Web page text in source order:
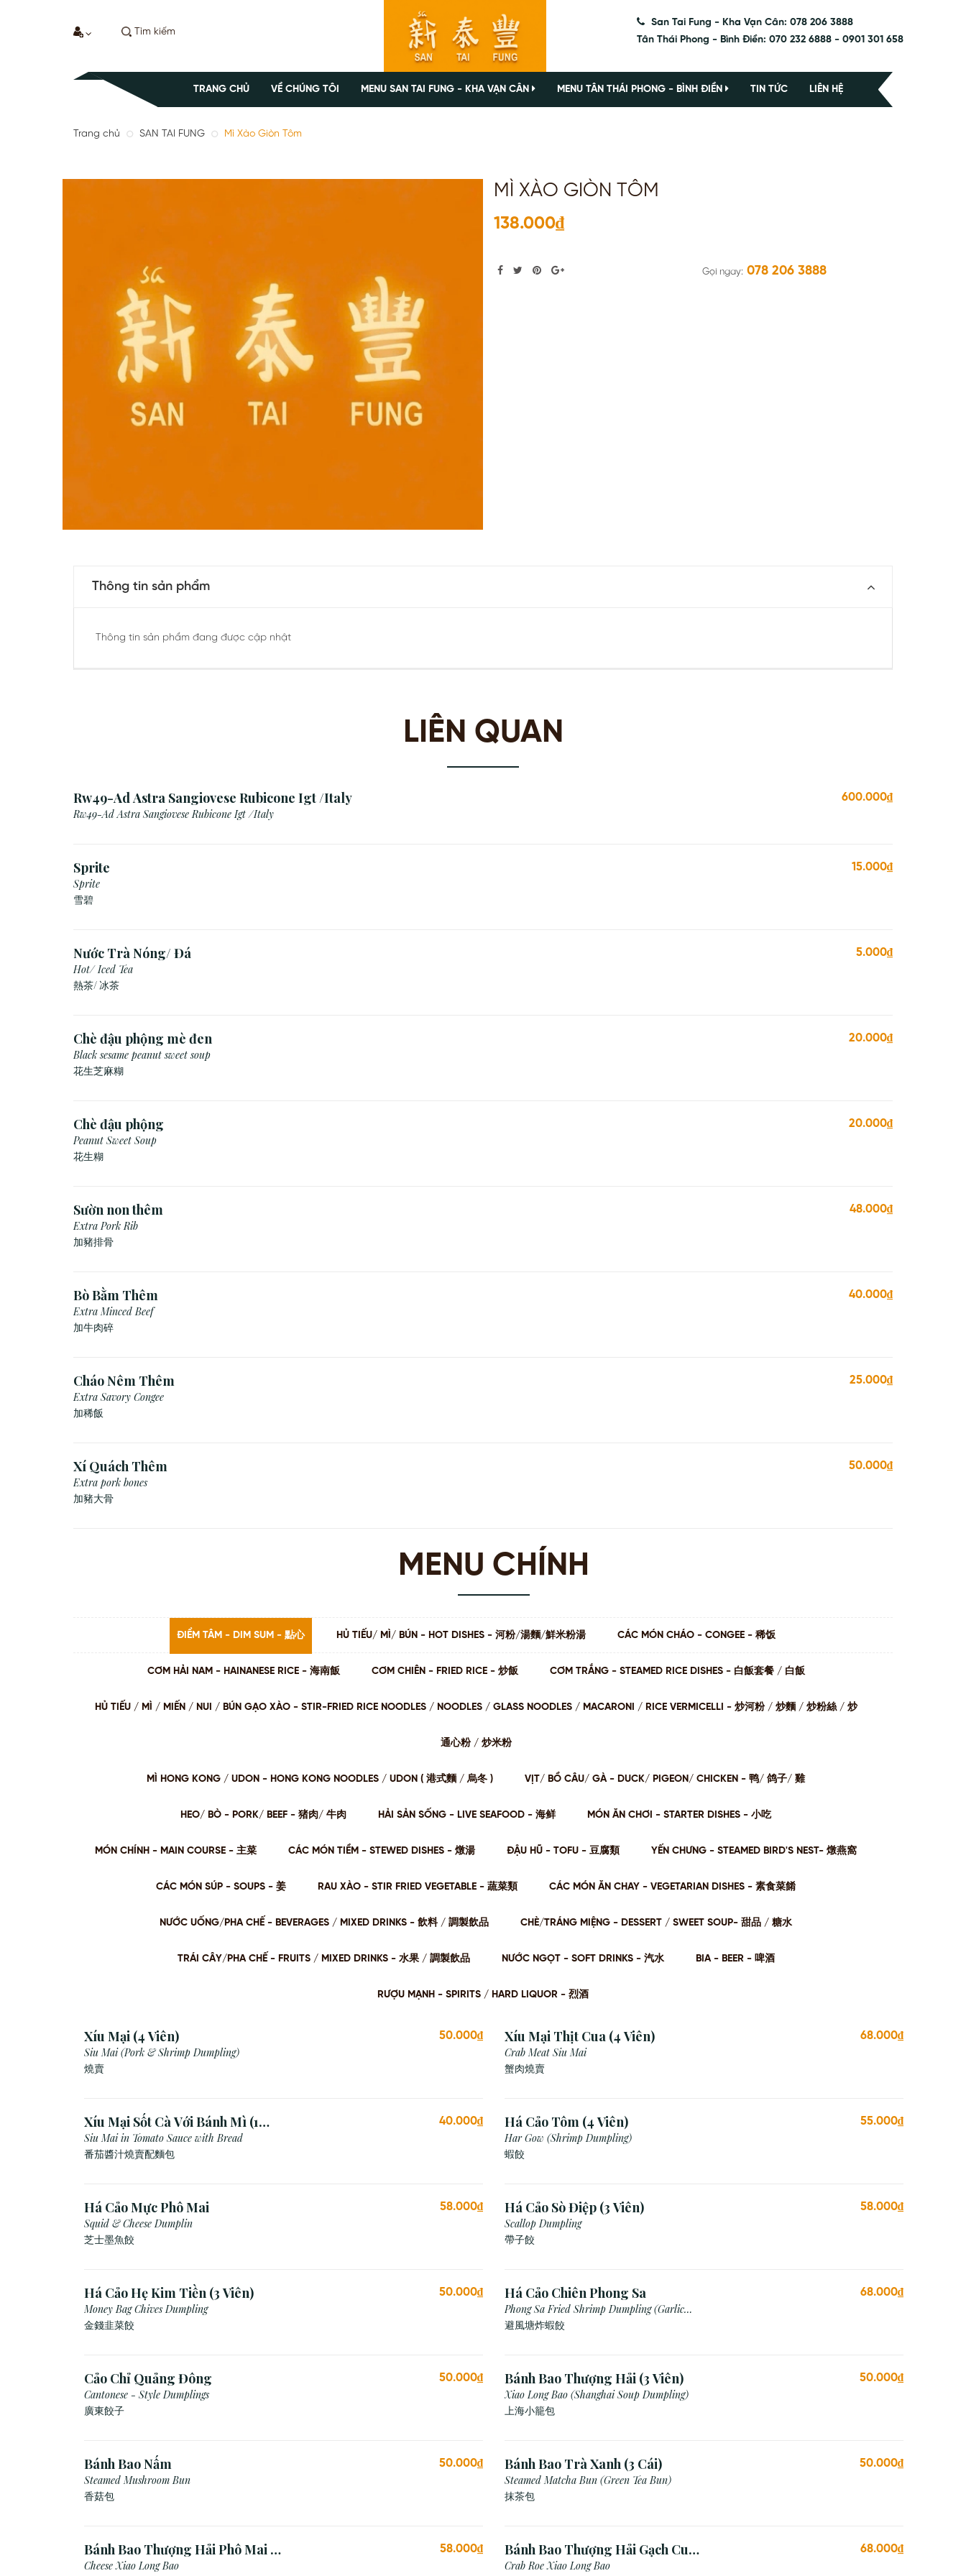
San Tai Fung - Kha Vạn Cân: 078 206 3888
Tân Thái Phong - Bình Điền: 070 232 6888 - 0901 301 658
TRANG CHỦ VỀ CHÚNG TÔI MENU SAN TAI FUNG - KHA VẠN CÂN MENU TÂN THÁI PHONG - BÌNH ĐIỀN TIN TỨC LIÊN HỆ
Trang chủ SAN TAI FUNG Mì Xào Giòn Tôm
MÌ XÀO GIÒN TÔM
138.000₫
Gọi ngay: 078 206 3888
Thông tin sản phẩm
Thông tin sản phẩm đang được cập nhật
LIÊN QUAN
Rw49-Ad Astra Sangiovese Rubicone Igt /Italy
Rw49-Ad Astra Sangiovese Rubicone Igt /Italy
600.000₫
Sprite
Sprite
雪碧
15.000₫
Nước Trà Nóng/ Đá
Hot/ Iced Tea
熱茶/ 冰茶
5.000₫
Chè đậu phộng mè đen
Black sesame peanut sweet soup
花生芝麻糊
20.000₫
Chè đậu phộng
Peanut Sweet Soup
花生糊
20.000₫
Sườn non thêm
Extra Pork Rib
加豬排骨
48.000₫
Bò Bằm Thêm
Extra Minced Beef
加牛肉碎
40.000₫
Cháo Nêm Thêm
Extra Savory Congee
加稀飯
25.000₫
Xí Quách Thêm
Extra pork bones
加豬大骨
50.000₫
MENU CHÍNH
ĐIỂM TÂM - DIM SUM - 點心 HỦ TIẾU/ MÌ/ BÚN - HOT DISHES - 河粉/湯麵/鮮米粉湯 CÁC MÓN CHÁO - CONGEE - 稀饭
CƠM HẢI NAM - HAINANESE RICE - 海南飯 CƠM CHIÊN - FRIED RICE - 炒飯 CƠM TRẮNG - STEAMED RICE DISHES - ⽩飯套餐 / ⽩飯
HỦ TIẾU / MÌ / MIẾN / NUI / BÚN GẠO XÀO - STIR-FRIED RICE NOODLES / NOODLES / GLASS NOODLES / MACARONI / RICE VERMICELLI - 炒河粉 / 炒麵 / 炒粉絲 / 炒
通⼼粉 / 炒⽶粉
MÌ HONG KONG / UDON - HONG KONG NOODLES / UDON ( 港式麵 / 烏冬 ) VỊT/ BỒ CÂU/ GÀ - DUCK/ PIGEON/ CHICKEN - 鸭/ 鸽子/ 雞
HEO/ BÒ - PORK/ BEEF - 猪肉/ 牛肉 HẢI SẢN SỐNG - LIVE SEAFOOD - 海鲜 MÓN ĂN CHƠI - STARTER DISHES - 小吃
MÓN CHÍNH - MAIN COURSE - 主菜 CÁC MÓN TIỀM - STEWED DISHES - 燉湯 ĐẬU HŨ - TOFU - 豆腐類 YẾN CHƯNG - STEAMED BIRD'S NEST- 燉燕窩
CÁC MÓN SÚP - SOUPS - 姜 RAU XÀO - STIR FRIED VEGETABLE - 蔬菜類 CÁC MÓN ĂN CHAY - VEGETARIAN DISHES - 素⻝菜餚
NƯỚC UỐNG/PHA CHẾ - BEVERAGES / MIXED DRINKS - 飲料 / 調製飲品 CHÈ/TRÁNG MIỆNG - DESSERT / SWEET SOUP- 甜品 / 糖⽔
TRÁI CÂY/PHA CHẾ - FRUITS / MIXED DRINKS - ⽔果 / 調製飲品 NƯỚC NGỌT - SOFT DRINKS - 汽⽔ BIA - BEER - 啤酒
RƯỢU MẠNH - SPIRITS / HARD LIQUOR - 烈酒
Xíu Mại (4 Viên)
Siu Mai (Pork & Shrimp Dumpling)
燒賣
50.000₫ Xíu Mại Thịt Cua (4 Viên)
Crab Meat Siu Mai
蟹肉燒賣
68.000₫
Xíu Mại Sốt Cà Với Bánh Mì (1
Viên)
Siu Mai in Tomato Sauce with Bread
番茄醬汁燒賣配麵包
40.000₫ Há Cảo Tôm (4 Viên)
Har Gow (Shrimp Dumpling)
蝦餃
55.000₫
Há Cảo Mực Phô Mai
Squid & Cheese Dumplin
芝⼠墨⿂餃
58.000₫ Há Cảo Sò Điệp (3 Viên)
Scallop Dumpling
帶子餃
58.000₫
Há Cảo Hẹ Kim Tiền (3 Viên)
Money Bag Chives Dumpling
金錢韭菜餃
50.000₫ Há Cảo Chiên Phong Sa
Phong Sa Fried Shrimp Dumpling (Garlic
Breadcrumb)
避風塘炸蝦餃
68.000₫
Cảo Chỉ Quảng Đông
Cantonese - Style Dumplings
廣東餃⼦
50.000₫ Bánh Bao Thượng Hải (3 Viên)
Xiao Long Bao (Shanghai Soup Dumpling)
上海小籠包
50.000₫
Bánh Bao Nấm
Steamed Mushroom Bun
香菇包
50.000₫ Bánh Bao Trà Xanh (3 Cái)
Steamed Matcha Bun (Green Tea Bun)
抹茶包
50.000₫
Bánh Bao Thượng Hải Phô Mai (3
Viên)
Cheese Xiao Long Bao
58.000₫
Bánh Bao Thượng Hải Gạch Cua
(3 Viên)
Crab Roe Xiao Long Bao
68.000₫